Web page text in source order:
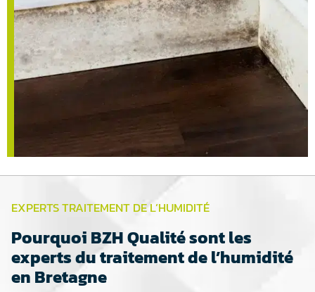
EXPERTS TRAITEMENT DE L’HUMIDITÉ
Pourquoi BZH Qualité sont les
experts du traitement de l’humidité
en Bretagne